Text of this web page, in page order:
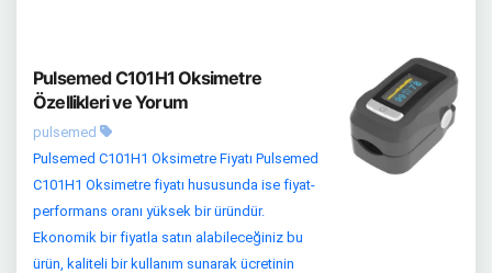
Pulsemed C101H1 Oksimetre
Özellikleri ve Yorum
pulsemed
Pulsemed C101H1 Oksimetre Fiyatı Pulsemed
C101H1 Oksimetre fiyatı hususunda ise fiyat-
performans oranı yüksek bir üründür.
Ekonomik bir fiyatla satın alabileceğiniz bu
ürün, kaliteli bir kullanım sunarak ücretinin